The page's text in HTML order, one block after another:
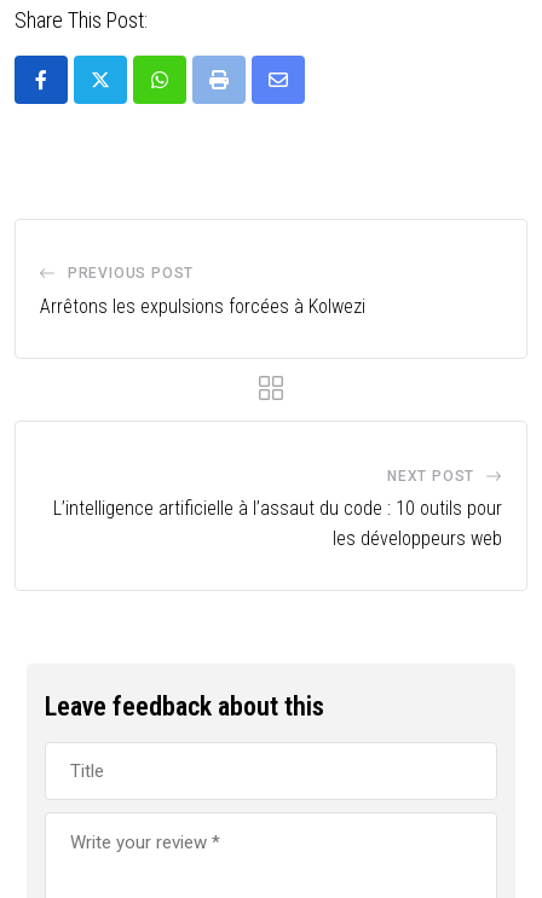
Share This Post:
PREVIOUS POST
Arrêtons les expulsions forcées à Kolwezi
NEXT POST
L’intelligence artificielle à l’assaut du code : 10 outils pour
les développeurs web
Leave feedback about this